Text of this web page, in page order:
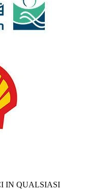
IN QUALSIASI